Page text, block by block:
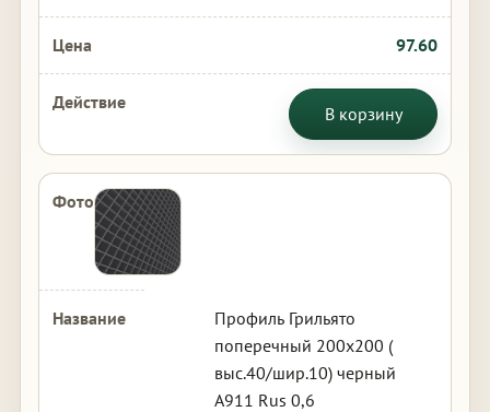
97.60
В корзину
Профиль Грильято
поперечный 200х200 (
выс.40/шир.10) черный
А911 Rus 0,6